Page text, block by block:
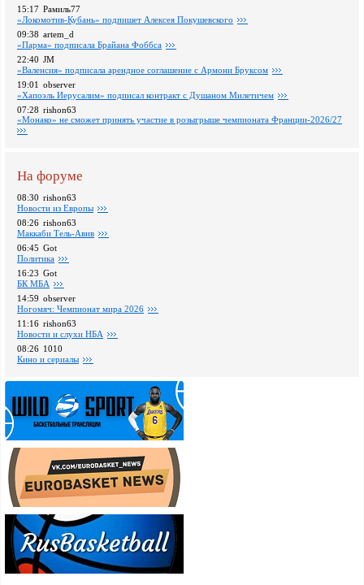
15:17 Рамиль77
«Локомотив-Кубань» подпишет Алексея Покушевского
09:38 artem_d
«Парма» подписала Брайана Фоббса
22:40 JM
«Валенсия» подписала арендное соглашение с Армони Бруксом
19:01 observer
«Хапоэль Иерусалим» подписал контракт с Душаном Милетичем
07:28 rishon63
«Монако» не сможет принять участие в розыгрыше чемпионата Франции-2026/27
На форуме
08:30 rishon63
Новости из Европы
08:26 rishon63
Маккаби Тель-Авив
06:45 Got
Политика
16:23 Got
БК МБА
14:59 observer
Ногомяч: Чемпионат мира 2026
11:16 rishon63
Новости и слухи НБА
08:26 1010
Кино и сериалы